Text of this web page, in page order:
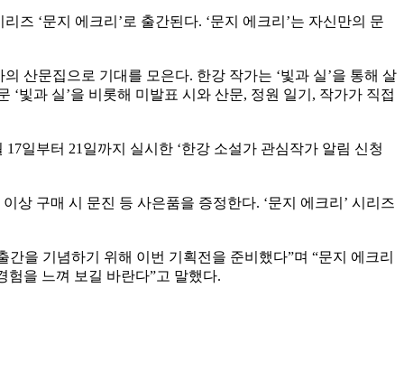
즈 ‘문지 에크리’로 출간된다. ‘문지 에크리’는 자신만의 문
산문집으로 기대를 모은다. 한강 작가는 ‘빛과 실’을 통해 살
빛과 실’을 비롯해 미발표 시와 산문, 정원 일기, 작가가 직접
일부터 21일까지 실시한 ‘한강 소설가 관심작가 알림 신청
상 구매 시 문진 등 사은품을 증정한다. ‘문지 에크리’ 시리즈
을 기념하기 위해 이번 기획전을 준비했다”며 “문지 에크리
험을 느껴 보길 바란다”고 말했다.